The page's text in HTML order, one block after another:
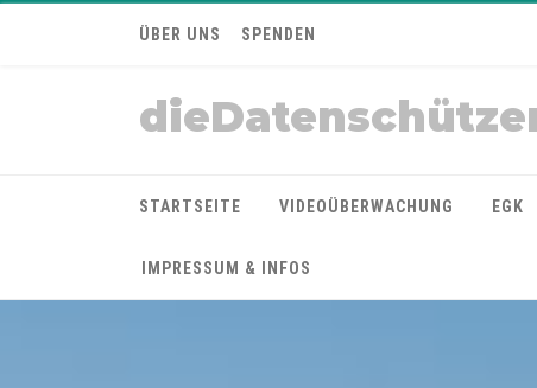
ÜBER UNS SPENDEN
STARTSEITE VIDEOÜBERWACHUNG EGK
IMPRESSUM & INFOS